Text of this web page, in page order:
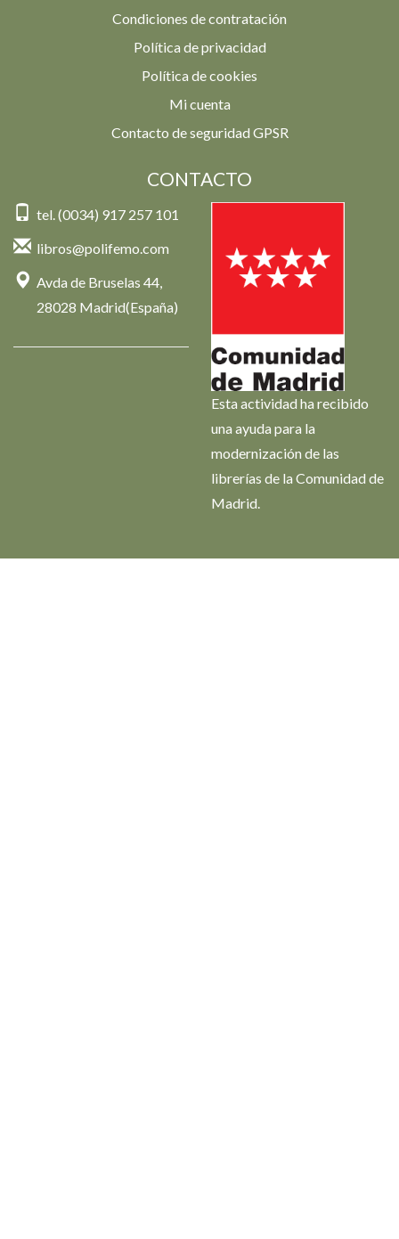
Condiciones de contratación
Política de privacidad
Política de cookies
Mi cuenta
Contacto de seguridad GPSR
CONTACTO
tel. (0034) 917 257 101
libros@polifemo.com
Avda de Bruselas 44,
28028 Madrid(España)
Esta actividad ha recibido
una ayuda para la
modernización de las
librerías de la Comunidad de
Madrid.